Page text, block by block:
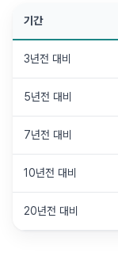
기간
3년전 대비
5년전 대비
7년전 대비
10년전 대비
20년전 대비